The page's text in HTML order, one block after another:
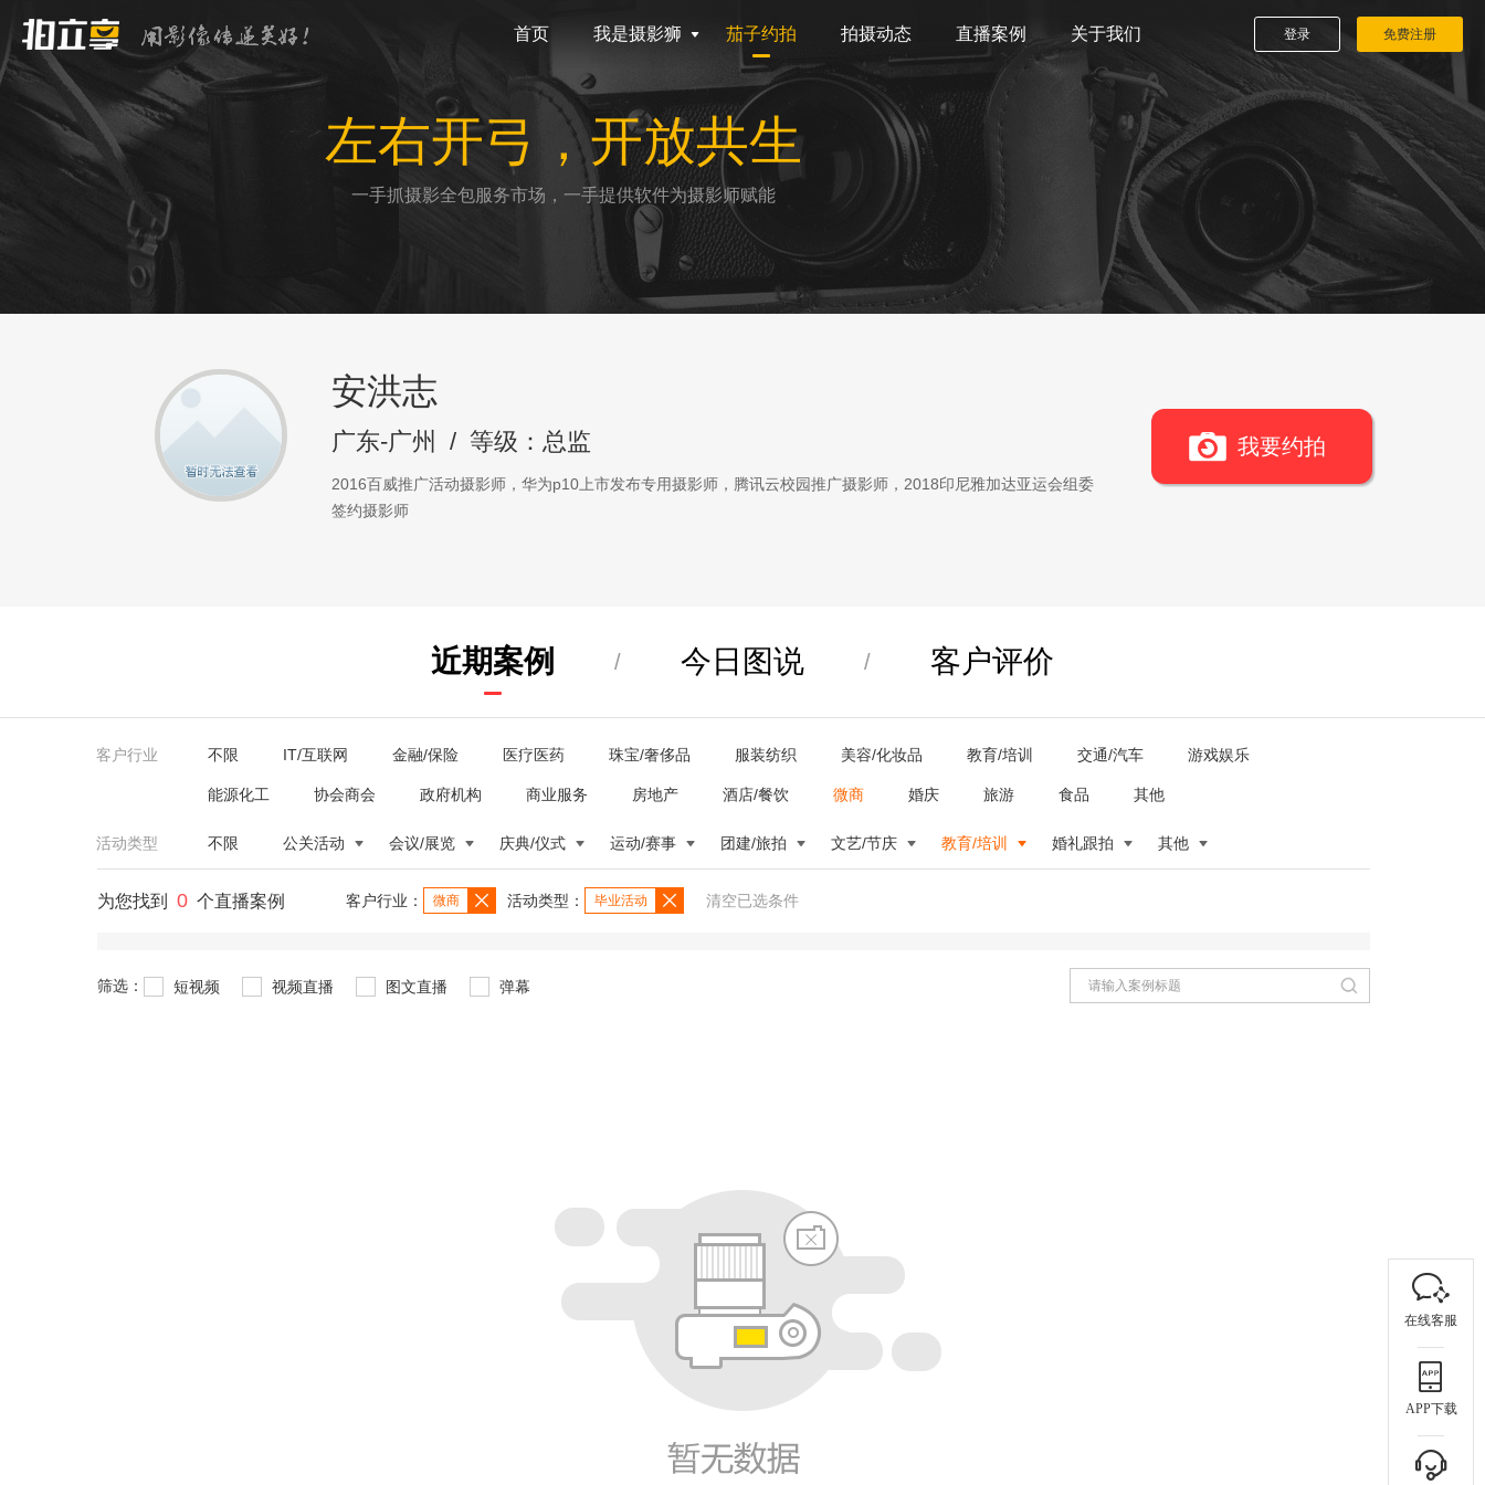
首页 我是摄影狮 茄子约拍 拍摄动态 直播案例 关于我们 登录 免费注册
左右开弓，开放共生
一手抓摄影全包服务市场，一手提供软件为摄影师赋能
安洪志
广东-广州 / 等级：总监
2016百威推广活动摄影师，华为p10上市发布专用摄影师，腾讯云校园推广摄影师，2018印尼雅加达亚运会组委
签约摄影师
我要约拍
近期案例 / 今日图说 / 客户评价
客户行业 不限 IT/互联网 金融/保险 医疗医药 珠宝/奢侈品 服装纺织 美容/化妆品 教育/培训 交通/汽车 游戏娱乐
能源化工 协会商会 政府机构 商业服务 房地产 酒店/餐饮 微商 婚庆 旅游 食品 其他
活动类型 不限 公关活动 会议/展览 庆典/仪式 运动/赛事 团建/旅拍 文艺/节庆 教育/培训 婚礼跟拍 其他
为您找到 0 个直播案例 客户行业： 微商 活动类型： 毕业活动 清空已选条件
筛选： 短视频 视频直播 图文直播 弹幕
在线客服
APP下载